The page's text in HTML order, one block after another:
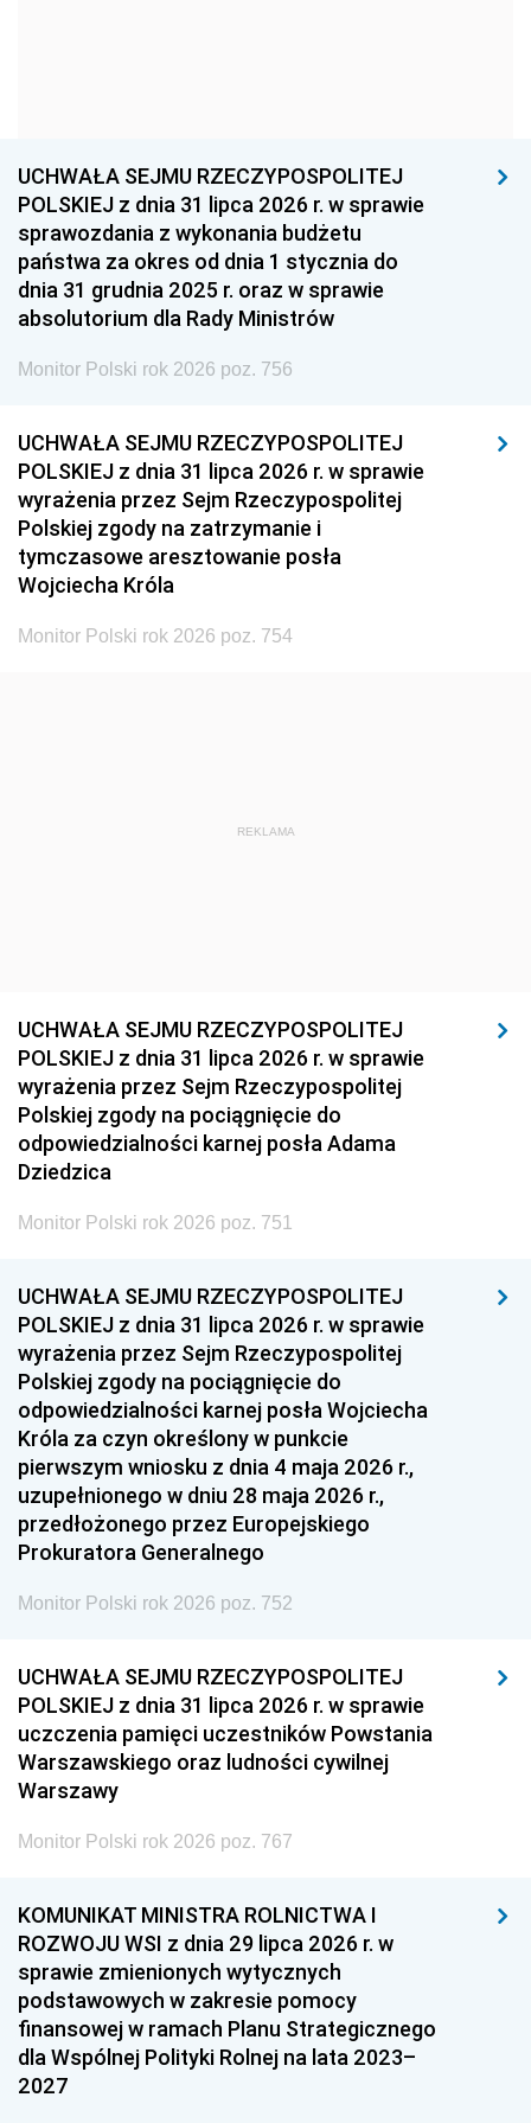
1939 1938 1937
1936 1930
UCHWAŁA SEJMU RZECZYPOSPOLITEJ
POLSKIEJ z dnia 31 lipca 2026 r. w sprawie
sprawozdania z wykonania budżetu
państwa za okres od dnia 1 stycznia do
dnia 31 grudnia 2025 r. oraz w sprawie
absolutorium dla Rady Ministrów
Monitor Polski rok 2026 poz. 756
UCHWAŁA SEJMU RZECZYPOSPOLITEJ
POLSKIEJ z dnia 31 lipca 2026 r. w sprawie
wyrażenia przez Sejm Rzeczypospolitej
Polskiej zgody na zatrzymanie i
tymczasowe aresztowanie posła
Wojciecha Króla
Monitor Polski rok 2026 poz. 754
REKLAMA
UCHWAŁA SEJMU RZECZYPOSPOLITEJ
POLSKIEJ z dnia 31 lipca 2026 r. w sprawie
wyrażenia przez Sejm Rzeczypospolitej
Polskiej zgody na pociągnięcie do
odpowiedzialności karnej posła Adama
Dziedzica
Monitor Polski rok 2026 poz. 751
UCHWAŁA SEJMU RZECZYPOSPOLITEJ
POLSKIEJ z dnia 31 lipca 2026 r. w sprawie
wyrażenia przez Sejm Rzeczypospolitej
Polskiej zgody na pociągnięcie do
odpowiedzialności karnej posła Wojciecha
Króla za czyn określony w punkcie
pierwszym wniosku z dnia 4 maja 2026 r.,
uzupełnionego w dniu 28 maja 2026 r.,
przedłożonego przez Europejskiego
Prokuratora Generalnego
Monitor Polski rok 2026 poz. 752
UCHWAŁA SEJMU RZECZYPOSPOLITEJ
POLSKIEJ z dnia 31 lipca 2026 r. w sprawie
uczczenia pamięci uczestników Powstania
Warszawskiego oraz ludności cywilnej
Warszawy
Monitor Polski rok 2026 poz. 767
KOMUNIKAT MINISTRA ROLNICTWA I
ROZWOJU WSI z dnia 29 lipca 2026 r. w
sprawie zmienionych wytycznych
podstawowych w zakresie pomocy
finansowej w ramach Planu Strategicznego
dla Wspólnej Polityki Rolnej na lata 2023–
2027